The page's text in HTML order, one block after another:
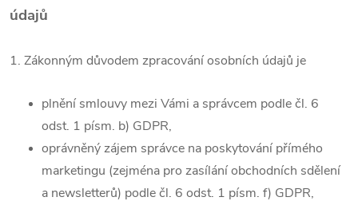
údajů
1. Zákonným důvodem zpracování osobních údajů je
plnění smlouvy mezi Vámi a správcem podle čl. 6
odst. 1 písm. b) GDPR,
oprávněný zájem správce na poskytování přímého
marketingu (zejména pro zasílání obchodních sdělení
a newsletterů) podle čl. 6 odst. 1 písm. f) GDPR,